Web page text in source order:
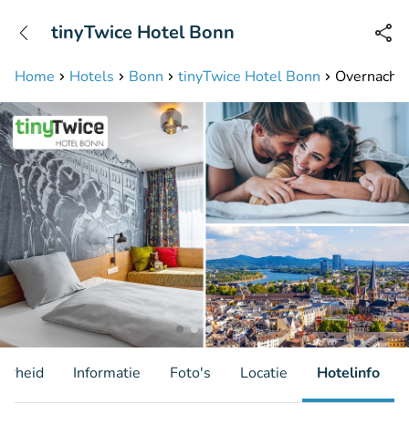
Bereikbaar tot 23:00 uur
Home Hotels Bonn tinyTwice Hotel Bonn
tinyTwice Hotel Bonn
Informatie Foto's Locatie Hotelinfo